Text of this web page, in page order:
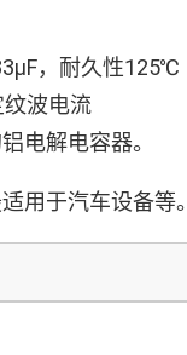
，耐久性125℃
波电流
电解电容器。
用于汽车设备等